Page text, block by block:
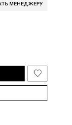
МЕНЕДЖЕРУ
Добавить в